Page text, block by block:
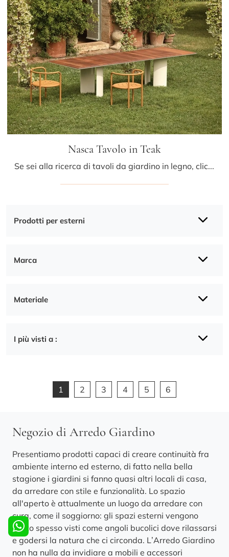
Prodotti per esterni
Marca
Materiale
I più visti a :
Nasca Tavolo in Teak
Se sei alla ricerca di tavoli da giardino in legno, clicca e ottieni informazioni sul modello Nasca Tavolo in Teak della marca Fast.
1 2 3 4 5 6
Negozio di Arredo Giardino
Presentiamo prodotti capaci di creare continuità fra
ambiente interno ed esterno, di fatto nella bella
stagione i giardini si fanno quasi altri locali di casa,
da arredare con stile e funzionalità. Lo spazio
all'aperto è attualmente un luogo da arredare con
cura, come il soggiorno: gli spazi esterni vengono
molto spesso visti come angoli bucolici dove rilassarsi
e godersi la natura che ci circonda. L’Arredo Giardino
non ha nulla da invidiare a mobili e accessori